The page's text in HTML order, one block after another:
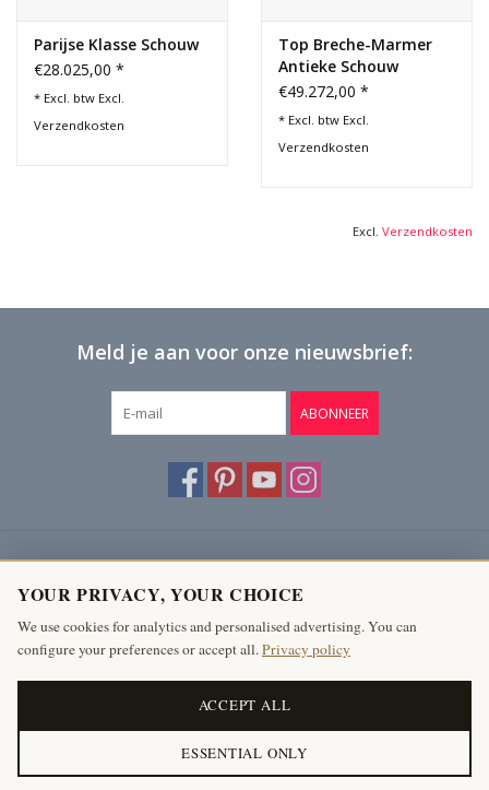
Parijse Klasse Schouw
€28.025,00 *
* Excl. btw Excl.
Verzendkosten
Top Breche-Marmer
Antieke Schouw
€49.272,00 *
* Excl. btw Excl.
Verzendkosten
Excl. Verzendkosten
Meld je aan voor onze nieuwsbrief:
ABONNEER
Producten
Mijn account
The Antique Fireplace Bank
YOUR PRIVACY, YOUR CHOICE
We use cookies for analytics and personalised advertising. You can
configure your preferences or accept all.Privacy policy
ACCEPT ALL
ESSENTIAL ONLY